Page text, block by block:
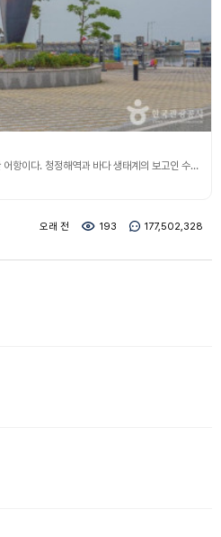
수문항은 득량만 중서부 북서쪽에 위치한 어항이다. 청정해역과 바다 생태계의 보고인 수문항 서쪽으로는 사자산과 골치산, 삼비산에서 흐르는 물이 합수되어 수문천을 이루고 있다. 이곳은 매년 장흥 키조개축제가 개최되는 곳으로 장흥 여행 시 먹거리를 맛볼 수 있는 장소이기도 하다. 수문항에 있는 수문 어촌체험 마을은 가족 단위의 관광객이 다양한 바다 체험을 즐기기에 안성맞춤이다. 바다 다슬기 잡기, 갯벌 놀이, 키조개까기 체험, 바지락 캐기 등 평소 쉽게 경험
오래 전 193 177,502,328